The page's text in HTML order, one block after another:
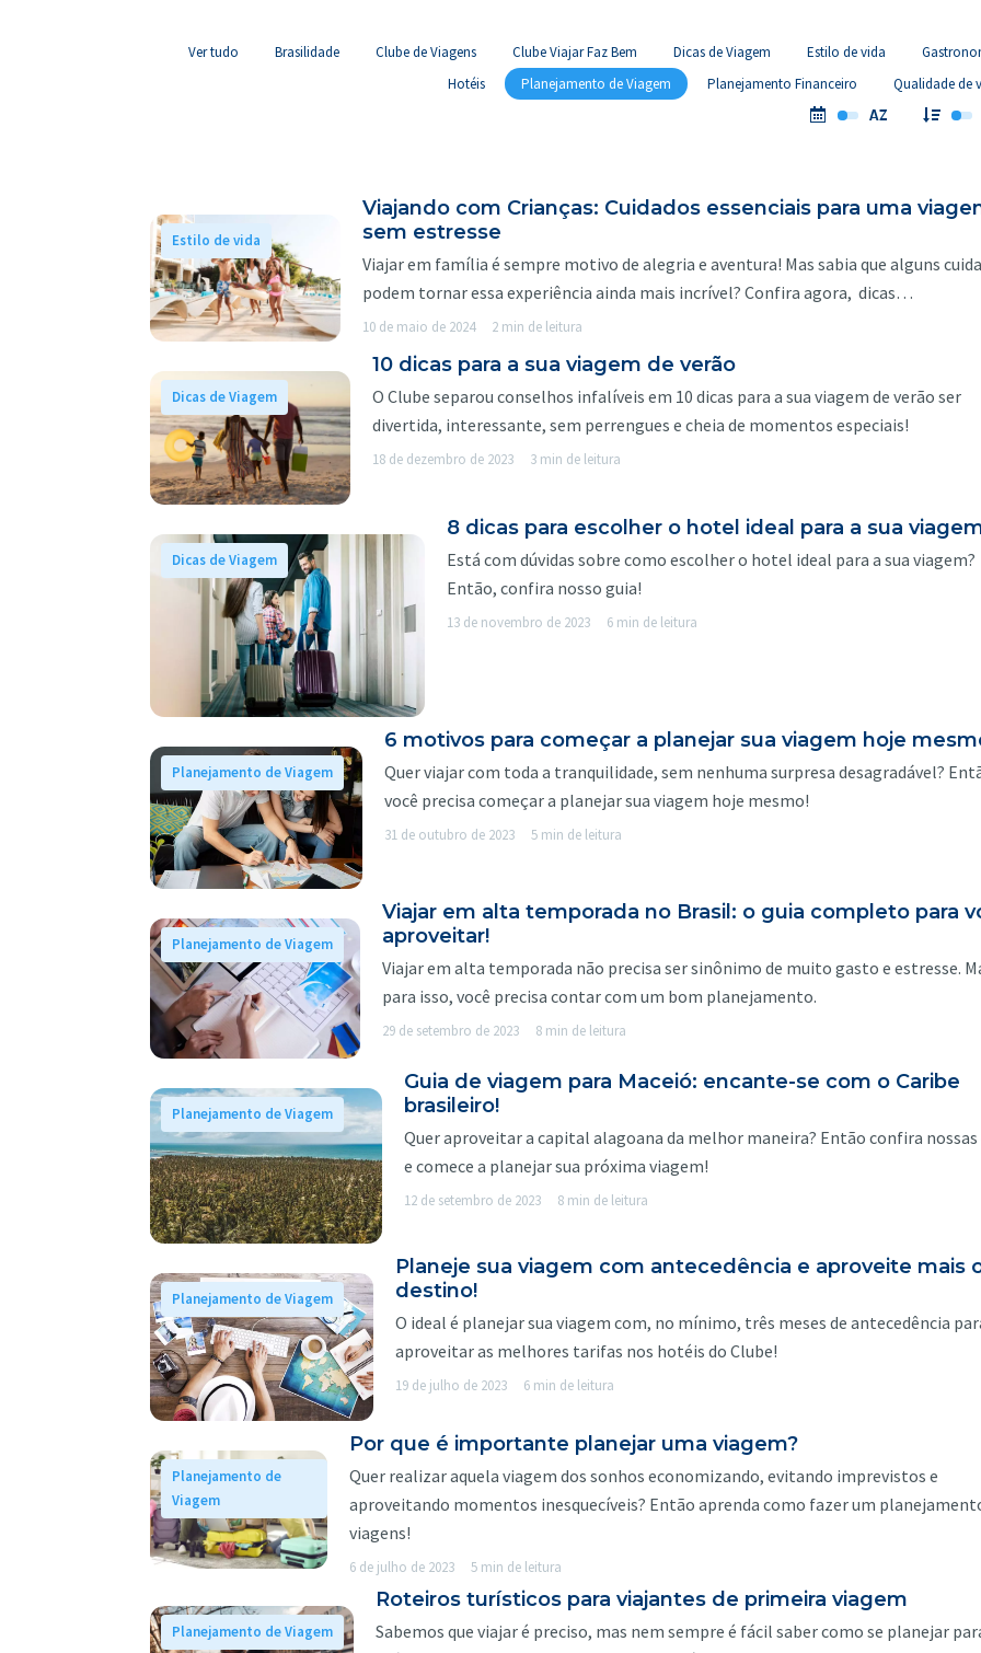
Ver tudo Brasilidade Clube de Viagens Clube Viajar Faz Bem Dicas de Viagem Estilo de vida
Hotéis
Planejamento de Viagem Planejamento Financeiro Qualidade de
Estilo de vida
Viajando com Crianças: Cuidados essenciais para uma
sem estresse
10 de maio de 2024 2 min de leitura
Viajar em família é sempre motivo de alegria e aventura! Mas sabia que alguns
podem tornar essa experiência ainda mais incrível? Confira agora, dicas…
Dicas de Viagem
10 dicas para a sua viagem de verão
18 de dezembro de 2023 3 min de leitura
O Clube separou conselhos infalíveis em 10 dicas para a sua viagem de verão ser
divertida, interessante, sem perrengues e cheia de momentos especiais!
Dicas de Viagem
8 dicas para escolher o hotel ideal para a sua
13 de novembro de 2023 6 min de leitura
Está com dúvidas sobre como escolher o hotel ideal para a sua viagem?
Então, confira nosso guia!
Planejamento de Viagem
6 motivos para começar a planejar sua viagem hoje
31 de outubro de 2023 5 min de leitura
Quer viajar com toda a tranquilidade, sem nenhuma surpresa desagradável?
você precisa começar a planejar sua viagem hoje mesmo!
Planejamento de Viagem
Viajar em alta temporada no Brasil: o guia completo para
aproveitar!
29 de setembro de 2023 8 min de leitura
Viajar em alta temporada não precisa ser sinônimo de muito gasto e estresse.
para isso, você precisa contar com um bom planejamento.
Planejamento de Viagem
Guia de viagem para Maceió: encante-se com o Caribe
brasileiro!
12 de setembro de 2023 8 min de leitura
Quer aproveitar a capital alagoana da melhor maneira? Então confira nossas
e comece a planejar sua próxima viagem!
Planejamento de Viagem
Planeje sua viagem com antecedência e aproveite mais
destino!
19 de julho de 2023 6 min de leitura
O ideal é planejar sua viagem com, no mínimo, três meses de antecedência
aproveitar as melhores tarifas nos hotéis do Clube!
Planejamento de
Viagem
Por que é importante planejar uma viagem?
6 de julho de 2023 5 min de leitura
Quer realizar aquela viagem dos sonhos economizando, evitando imprevistos e
aproveitando momentos inesquecíveis? Então aprenda como fazer um
viagens!
Planejamento de Viagem
Roteiros turísticos para viajantes de primeira viagem
Sabemos que viajar é preciso, mas nem sempre é fácil saber como se planejar